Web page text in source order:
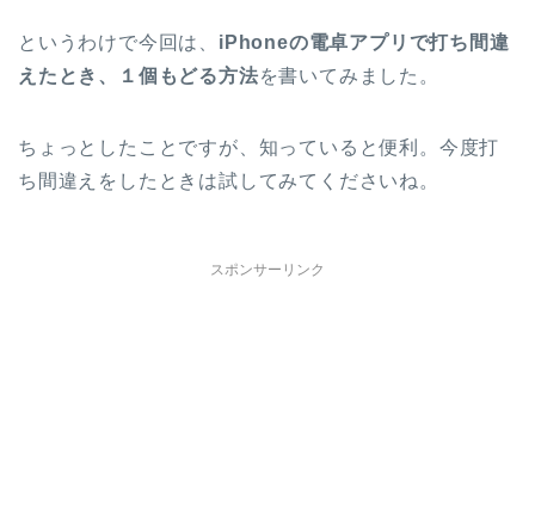
というわけで今回は、 iPhoneの電卓アプリで打ち間違
えたとき、１個もどる方法を書いてみました。
ちょっとしたことですが、知っていると便利。今度打
ち間違えをしたときは試してみてくださいね。
スポンサーリンク